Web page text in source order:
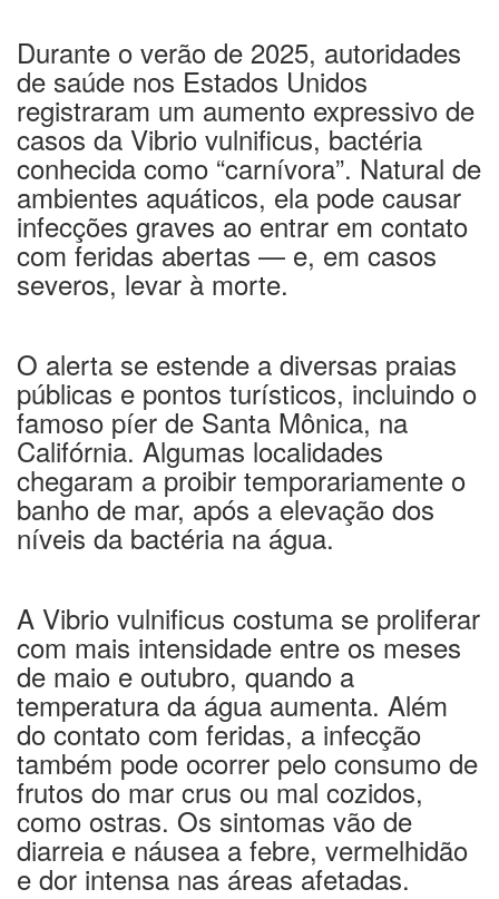
Durante o verão de 2025, autoridades
de saúde nos Estados Unidos
registraram um aumento expressivo de
casos da Vibrio vulnificus, bactéria
conhecida como “carnívora”. Natural de
ambientes aquáticos, ela pode causar
infecções graves ao entrar em contato
com feridas abertas — e, em casos
severos, levar à morte.
O alerta se estende a diversas praias
públicas e pontos turísticos, incluindo o
famoso píer de Santa Mônica, na
Califórnia. Algumas localidades
chegaram a proibir temporariamente o
banho de mar, após a elevação dos
níveis da bactéria na água.
A Vibrio vulnificus costuma se proliferar
com mais intensidade entre os meses
de maio e outubro, quando a
temperatura da água aumenta. Além
do contato com feridas, a infecção
também pode ocorrer pelo consumo de
frutos do mar crus ou mal cozidos,
como ostras. Os sintomas vão de
diarreia e náusea a febre, vermelhidão
e dor intensa nas áreas afetadas.